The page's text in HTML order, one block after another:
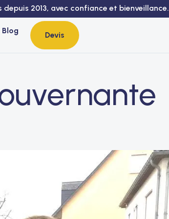
depuis 2013, avec confiance et bienveillance.
Blog Devis